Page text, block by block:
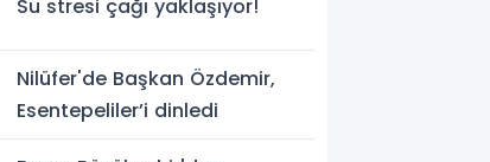
Su stresi çağı yaklaşıyor!
Nilüfer'de Başkan Özdemir,
Esentepeliler’i dinledi